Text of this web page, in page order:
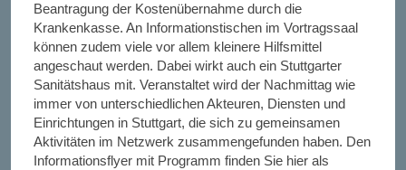
Beantragung der Kostenübernahme durch die
Krankenkasse. An Informationstischen im Vortragssaal
können zudem viele vor allem kleinere Hilfsmittel
angeschaut werden. Dabei wirkt auch ein Stuttgarter
Sanitätshaus mit. Veranstaltet wird der Nachmittag wie
immer von unterschiedlichen Akteuren, Diensten und
Einrichtungen in Stuttgart, die sich zu gemeinsamen
Aktivitäten im Netzwerk zusammengefunden haben. Den
Informationsflyer mit Programm finden Sie hier als